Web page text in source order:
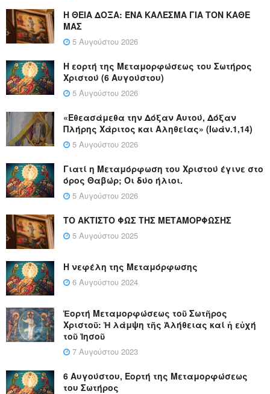
Η ΘΕΙΑ ΔΟΞΑ: ΈΝΑ ΚΑΛΕΣΜΑ ΓΙΑ ΤΟΝ ΚΑΘΕ
ΜΑΣ
5 Αυγούστου 2026
Η εορτή της Μεταμορφώσεως του Σωτήρος
Χριστού (6 Αυγούστου)
5 Αυγούστου 2026
«Εθεασάμεθα την Δόξαν Αυτού, Δόξαν
Πλήρης Χάριτος και Αληθείας» (Ιωάν.1,14)
5 Αυγούστου 2026
Γιατί η Μεταμόρφωση του Χριστού έγινε στο
όρος Θαβώρ; Οι δύο ήλιοι.
5 Αυγούστου 2026
ΤΟ ΑΚΤΙΣΤΟ ΦΩΣ ΤΗΣ ΜΕΤΑΜΟΡΦΩΣΗΣ
5 Αυγούστου 2025
Η νεφέλη της Μεταμόρφωσης
6 Αυγούστου 2024
Ἑορτή Μεταμορφώσεως τοῦ Σωτῆρος
Χριστοῦ: Ἡ λάμψη τῆς Ἀλήθειας καί ἡ εὐχή
τοῦ Ἰησοῦ
7 Αυγούστου 2023
6 Αυγούστου, Εορτή της Μεταμορφώσεως
του Σωτήρος